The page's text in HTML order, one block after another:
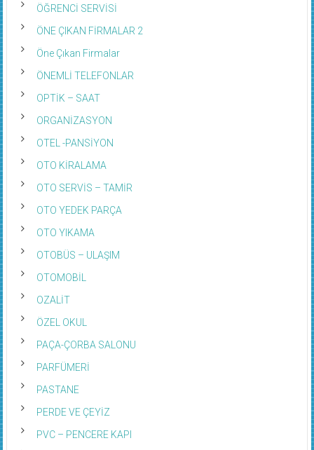
ÖĞRENCİ SERVİSİ
ÖNE ÇIKAN FİRMALAR 2
Öne Çıkan Firmalar
ÖNEMLİ TELEFONLAR
OPTİK – SAAT
ORGANİZASYON
OTEL -PANSİYON
OTO KİRALAMA
OTO SERVİS – TAMİR
OTO YEDEK PARÇA
OTO YIKAMA
OTOBÜS – ULAŞIM
OTOMOBİL
OZALİT
ÖZEL OKUL
PAÇA-ÇORBA SALONU
PARFÜMERİ
PASTANE
PERDE VE ÇEYİZ
PVC – PENCERE KAPI